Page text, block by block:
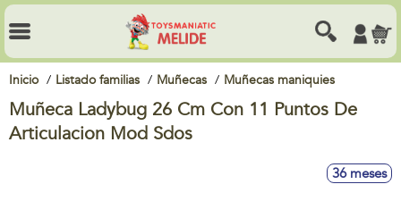
Inicio Listado familias Muñecas Muñecas maniquies
Muñeca Ladybug 26 Cm Con 11 Puntos De
Articulacion Mod Sdos
36 meses